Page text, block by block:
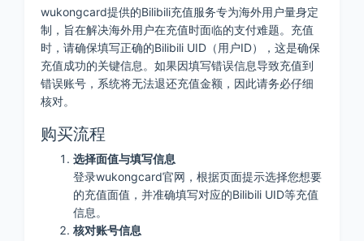
wukongcard提供的Bilibili充值服务专为海外用户量身定
制，旨在解决海外用户在充值时面临的支付难题。充值
时，请确保填写正确的Bilibili UID（用户ID），这是确保
充值成功的关键信息。如果因填写错误信息导致充值到
错误账号，系统将无法退还充值金额，因此请务必仔细
核对。
购买流程
选择面值与填写信息
登录wukongcard官网，根据页面提示选择您想要
的充值面值，并准确填写对应的Bilibili UID等充值
信息。
核对账号信息